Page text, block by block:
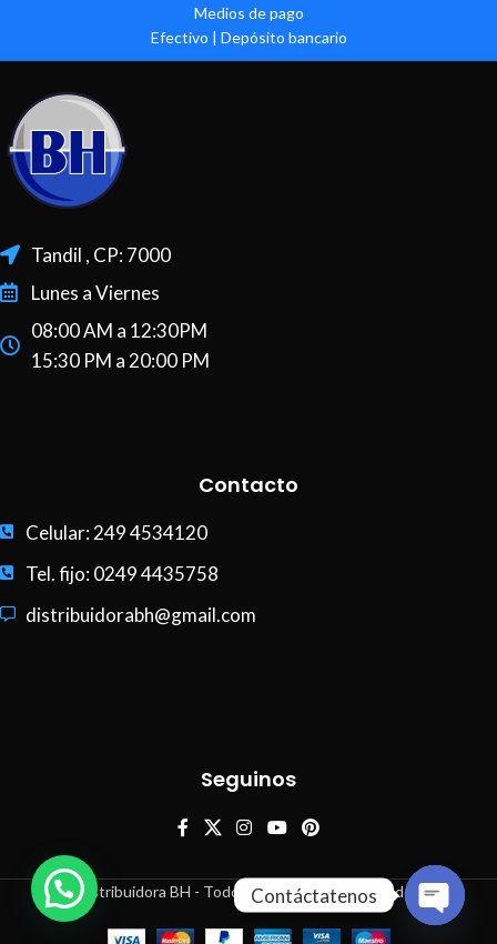
Medios de pago
Efectivo | Depósito bancario
Tandil , CP: 7000
Lunes a Viernes
08:00 AM a 12:30PM
15:30 PM a 20:00 PM
Contacto
Celular: 249 4534120
Tel. fijo: 0249 4435758
distribuidorabh@gmail.com
Seguinos
Distribuidora BH - Todos los derechos reservados
Contáctatenos